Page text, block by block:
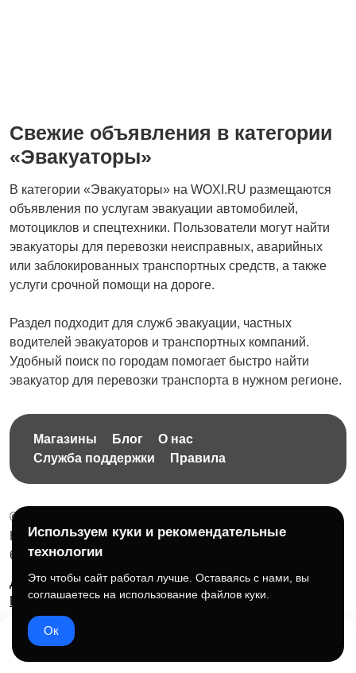
Свежие объявления в категории
«Эвакуаторы»
В категории «Эвакуаторы» на WOXI.RU размещаются
объявления по услугам эвакуации автомобилей,
мотоциклов и спецтехники. Пользователи могут найти
эвакуаторы для перевозки неисправных, аварийных
или заблокированных транспортных средств, а также
услуги срочной помощи на дороге.
Раздел подходит для служб эвакуации, частных
водителей эвакуаторов и транспортных компаний.
Удобный поиск по городам помогает быстро найти
эвакуатор для перевозки транспорта в нужном регионе.
Магазины Блог
О нас
Служба поддержки
Правила
© 2026 Бесплатная доска объявлений без ограничений
НПД Краснорудская Анастасия Игоревна, ИНН:
614404606809
Документы и правила платформы
Для бизнеса
Партнёрам
Roadmap ☕ Поддержать проект
Используем куки и рекомендательные
технологии
Это чтобы сайт работал лучше. Оставаясь с нами, вы
соглашаетесь на использование файлов куки.
Ок